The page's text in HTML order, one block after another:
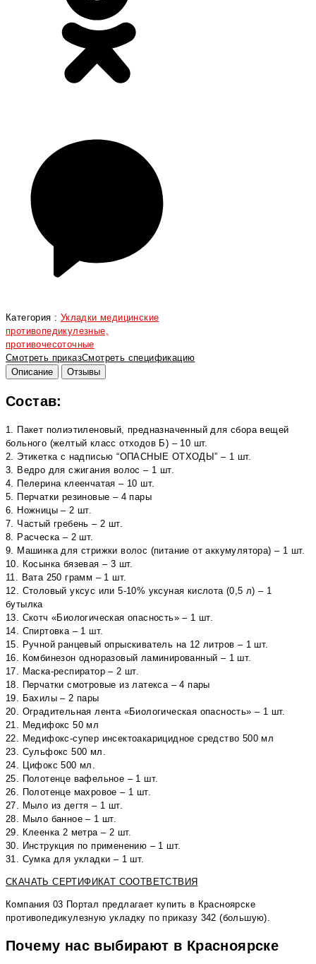
Категория : Укладки медицинские
противопедикулезные,
противочесоточные
Смотреть приказСмотреть спецификацию
Описание
Отзывы
Состав:
1. Пакет полиэтиленовый, предназначенный для сбора вещей
больного (желтый класс отходов Б) – 10 шт.
2. Этикетка с надписью “ОПАСНЫЕ ОТХОДЫ” – 1 шт.
3. Ведро для сжигания волос – 1 шт.
4. Пелерина клеенчатая – 10 шт.
5. Перчатки резиновые – 4 пары
6. Ножницы – 2 шт.
7. Частый гребень – 2 шт.
8. Расческа – 2 шт.
9. Машинка для стрижки волос (питание от аккумулятора) – 1 шт.
10. Косынка бязевая – 3 шт.
11. Вата 250 грамм – 1 шт.
12. Столовый уксус или 5-10% уксуная кислота (0,5 л) – 1
бутылка
13. Скотч «Биологическая опасность» – 1 шт.
14. Спиртовка – 1 шт.
15. Ручной ранцевый опрыскиватель на 12 литров – 1 шт.
16. Комбинезон одноразовый ламинированный – 1 шт.
17. Маска-респиратор – 2 шт.
18. Перчатки смотровые из латекса – 4 пары
19. Бахилы – 2 пары
20. Оградительная лента «Биологическая опасность» – 1 шт.
21. Медифокс 50 мл
22. Медифокс-супер инсектоакарицидное средство 500 мл
23. Сульфокс 500 мл.
24. Цифокс 500 мл.
25. Полотенце вафельное – 1 шт.
26. Полотенце махровое – 1 шт.
27. Мыло из дегтя – 1 шт.
28. Мыло банное – 1 шт.
29. Клеенка 2 метра – 2 шт.
30. Инструкция по применению – 1 шт.
31. Сумка для укладки – 1 шт.
СКАЧАТЬ СЕРТИФИКАТ СООТВЕТСТВИЯ
Компания 03 Портал предлагает купить в Красноярске
противопедикулезную укладку по приказу 342 (большую).
Почему нас выбирают в Красноярске